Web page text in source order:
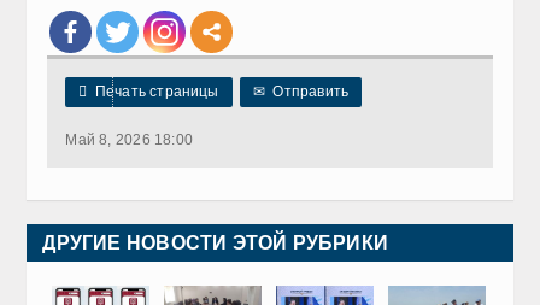
 Печать страницы ✉ Отправить
Май 8, 2026 18:00
ДРУГИЕ НОВОСТИ ЭТОЙ РУБРИКИ